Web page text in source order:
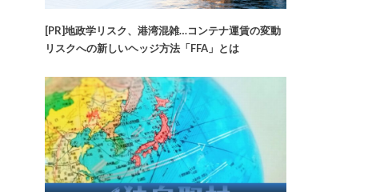
[PR]地政学リスク、港湾混雑…コンテナ運賃の変動
リスクへの新しいヘッジ方法「FFA」とは